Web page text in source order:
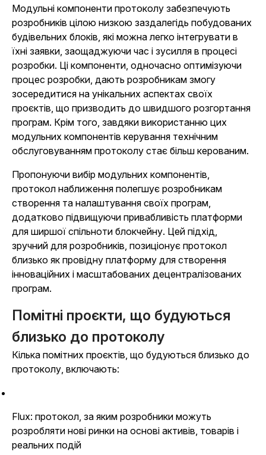
Модульні компоненти протоколу забезпечують
розробників цілою низкою заздалегідь побудованих
будівельних блоків, які можна легко інтегрувати в
їхні заявки, заощаджуючи час і зусилля в процесі
розробки. Ці компоненти, одночасно оптимізуючи
процес розробки, дають розробникам змогу
зосередитися на унікальних аспектах своїх
проєктів, що призводить до швидшого розгортання
програм. Крім того, завдяки використанню цих
модульних компонентів керування технічним
обслуговуванням протоколу стає більш керованим.
Пропонуючи вибір модульних компонентів,
протокол наближення полегшує розробникам
створення та налаштування своїх програм,
додатково підвищуючи привабливість платформи
для ширшої спільноти блокчейну. Цей підхід,
зручний для розробників, позиціонує протокол
близько як провідну платформу для створення
інноваційних і масштабованих децентралізованих
програм.
Помітні проєкти, що будуються
близько до протоколу
Кілька помітних проєктів, що будуються близько до
протоколу, включають:
Flux: протокол, за яким розробники можуть
розробляти нові ринки на основі активів, товарів і
реальних подій